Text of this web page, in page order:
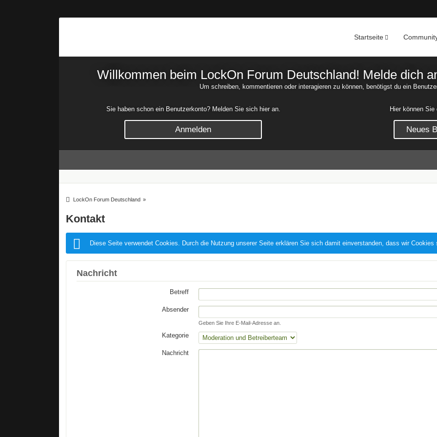
Startseite
Willkommen beim LockOn Forum Deutschland! Melde dich
Um schreiben, kommentieren oder interagieren zu können, benötigst du ein
Sie haben schon ein Benutzerkonto? Melden Sie sich hier an.
Anmelden
Hier können
Neues
LockOn Forum Deutschland »
Kontakt
Diese Seite verwendet Cookies. Durch die Nutzung unserer Seite erklären Sie sich damit einverstanden, dass wir Cookies
Nachricht
Betreff
Absender
Geben Sie Ihre E-Mail-Adresse an.
Kategorie
Nachricht